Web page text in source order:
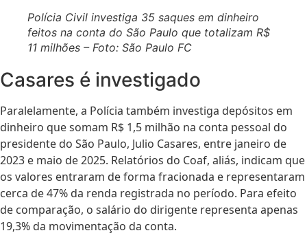
Polícia Civil investiga 35 saques em dinheiro
feitos na conta do São Paulo que totalizam R$
11 milhões – Foto: São Paulo FC
Casares é investigado
Paralelamente, a Polícia também investiga depósitos em
dinheiro que somam R$ 1,5 milhão na conta pessoal do
presidente do São Paulo, Julio Casares, entre janeiro de
2023 e maio de 2025. Relatórios do Coaf, aliás, indicam que
os valores entraram de forma fracionada e representaram
cerca de 47% da renda registrada no período. Para efeito
de comparação, o salário do dirigente representa apenas
19,3% da movimentação da conta.